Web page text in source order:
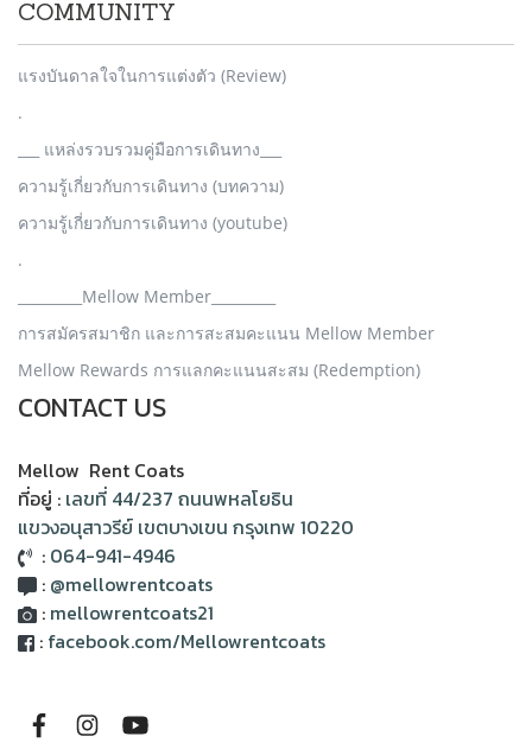
COMMUNITY
แรงบันดาลใจในการแต่งตัว (Review)
.
___ แหล่งรวบรวมคู่มือการเดินทาง___
ความรู้เกี่ยวกับการเดินทาง (บทความ)
ความรู้เกี่ยวกับการเดินทาง (youtube)
.
_________Mellow Member_________
การสมัครสมาชิก และการสะสมคะแนน Mellow Member
Mellow Rewards การแลกคะแนนสะสม (Redemption)
CONTACT US
Mellow Rent Coats
ที่อยู่ : เลขที่ 44/237 ถนนพหลโยธิน
แขวงอนุสาวรีย์ เขตบางเขน กรุงเทพ 10220
: 064-941-4946
: @mellowrentcoats
: mellowrentcoats21
: facebook.com/Mellowrentcoats